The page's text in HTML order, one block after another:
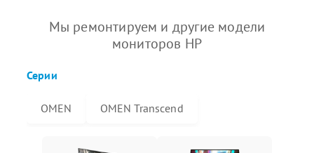
Мы ремонтируем и другие модели
мониторов HP
Серии
OMEN OMEN Transcend